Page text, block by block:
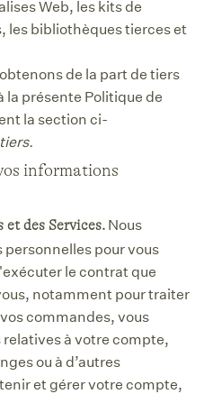
Web, les kits de
les bibliothèques tierces et
de la part de tiers
présente Politique de
la section ci-
informations
des Services. Nous
pour vous
le contrat que
notamment pour traiter
commandes, vous
à votre compte,
ou à d’autres
et gérer votre compte,